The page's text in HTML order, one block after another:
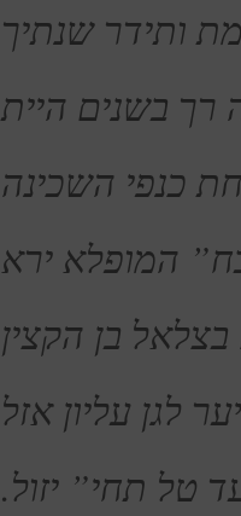
ותידר שנתיך
בשנים היית
כנפי השכינה
המופלא ירא
בן הקצין
לגן עליון אזל
טל תחי” יזול.